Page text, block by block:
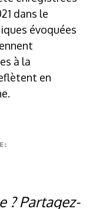
dans le
évoquées
à la
en
? Partagez-